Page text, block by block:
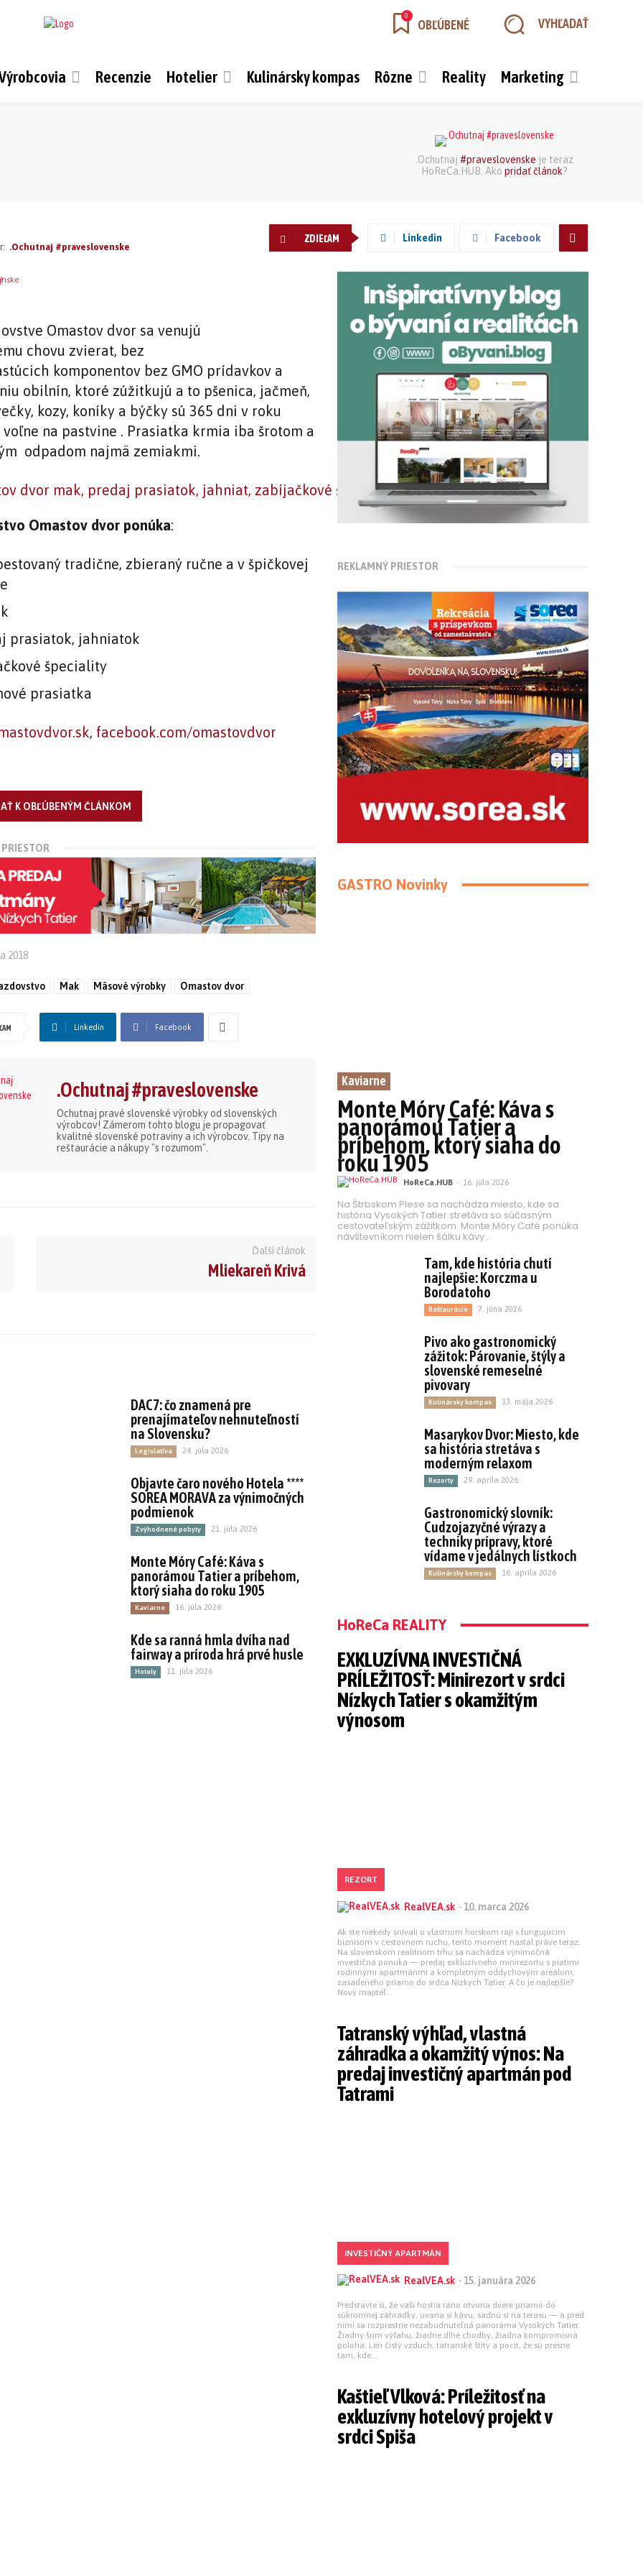
VYHĽADAŤ
0
OBĽÚBENÉ
Recenzie Hotelier Kulinársky kompas Rôzne Reality Marketing
.Ochutnaj #praveslovenske je teraz
HoReCa.HUB. Ako pridať článok?
.Ochutnaj #praveslovenske
ZDIEĽAM Linkedin Facebook
Omastov dvor sa venujú
chovu zvierat, bez
komponentov bez GMO prídavkov a
obilnín, ktoré zúžitkujú a to pšenica, jačmeň,
kozy, koníky a býčky sú 365 dni v roku
voľne na pastvine . Prasiatka krmia iba šrotom a
odpadom najmä zemiakmi.
Omastov dvor ponúka:
tradične, zbieraný ručne a v špičkovej
prasiatok, jahniatok
špeciality
prasiatka
, facebook.com/omastovdvor
K OBĽÚBENÝM ČLÁNKOM
PRIESTOR
2018
Mak Mäsové výrobky Omastov dvor
Linkedin Facebook
.Ochutnaj #praveslovenske
Ochutnaj pravé slovenské výrobky od slovenských
výrobcov! Zámerom tohto blogu je propagovať
kvalitné slovenské potraviny a ich výrobcov. Tipy na
reštaurácie a nákupy "s rozumom".
Ďalší článok
Mliekareň Krivá
DAC7: čo znamená pre
prenajímateľov nehnuteľností
na Slovensku?
Legislatíva 24. júla 2026
Objavte čaro nového Hotela ****
SOREA MORAVA za výnimočných
podmienok
Zvýhodnené pobyty 21. júla 2026
Monte Móry Café: Káva s
panorámou Tatier a príbehom,
ktorý siaha do roku 1905
Kaviarne 16. júla 2026
Kde sa ranná hmla dvíha nad
fairway a príroda hrá prvé husle
Hotely 11. júla 2026
REKLAMNÝ PRIESTOR
GASTRO Novinky
Kaviarne
Monte Móry Café: Káva s
panorámou Tatier a
príbehom, ktorý siaha do
roku 1905
HoReCa.HUB - 16. júla 2026
Na Štrbskom Plese sa nachádza miesto, kde sa
história Vysokých Tatier stretáva so súčasným
cestovateľským zážitkom. Monte Móry Café ponúka
návštevníkom nielen šálku kávy...
Tam, kde história chutí
najlepšie: Korczma u
Borodatoho
Reštaurácie 7. júna 2026
Pivo ako gastronomický
zážitok: Párovanie, štýly a
slovenské remeselné
pivovary
Kulinársky kompas 13. mája 2026
Masarykov Dvor: Miesto, kde
sa história stretáva s
moderným relaxom
Rezorty 29. apríla 2026
Gastronomický slovník:
Cudzojazyčné výrazy a
techniky prípravy, ktoré
vídame v jedálnych lístkoch
Kulinársky kompas 16. apríla 2026
HoReCa REALITY
EXKLUZÍVNA INVESTIČNÁ
PRÍLEŽITOSŤ: Minirezort v srdci
Nízkych Tatier s okamžitým
výnosom
REZORT
RealVEA.sk - 10. marca 2026
Ak ste niekedy snívali o vlastnom horskom raji s fungujúcim
biznisom v cestovnom ruchu, tento moment nastal práve teraz.
Na slovenskom realitnom trhu sa nachádza výnimočná
investičná ponuka — predaj exkluzívneho minirezortu s piatimi
rodinnými apartmánmi a kompletným oddychovým areálom,
zasadeného priamo do srdca Nízkych Tatier. A čo je najlepšie?
Nový majiteľ...
Tatranský výhľad, vlastná
záhradka a okamžitý výnos: Na
predaj investičný apartmán pod
Tatrami
INVESTIČNÝ APARTMÁN
RealVEA.sk - 15. januára 2026
Predstavte si, že vaši hostia ráno otvoria dvere priamo do
súkromnej záhradky, uvaria si kávu, sadnú si na terasu — a pred
nimi sa rozprestrie nezabudnuteľná panoráma Vysokých Tatier.
Žiadny šum výťahu, žiadne dlhé chodby, žiadna kompromisná
poloha. Len čistý vzduch, tatranské štíty a pocit, že sú presne
tam, kde...
Kaštieľ Vlková: Príležitosť na
exkluzívny hotelový projekt v
srdci Spiša